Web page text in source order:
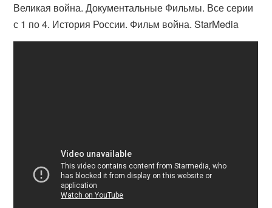
Великая война. Документальные Фильмы. Все серии
с 1 по 4. История России. Фильм война. StarMedia